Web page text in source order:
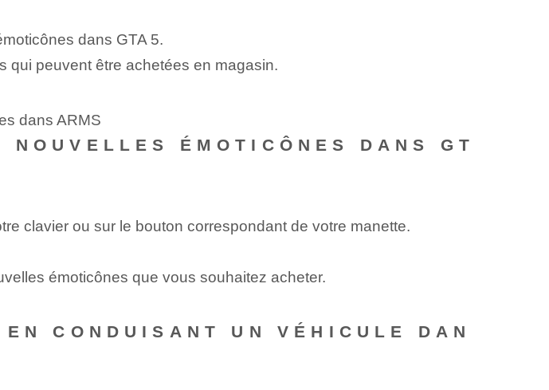
dans GTA 5.
qui peuvent être achetées en magasin.
dans ARMS
ÉMOTICÔNES DANS GT
clavier ou sur le bouton correspondant de votre manette.
émoticônes que vous souhaitez acheter.
CONDUISANT UN VÉHICULE DAN